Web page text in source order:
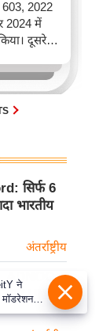
603, 2022
2024 में
दूसरे
पहली
वापस भेजा
सिर्फ 6
भारतीय
अंतर्राष्ट्रीय
ADNOC
UN
ने
मॉडरेशन